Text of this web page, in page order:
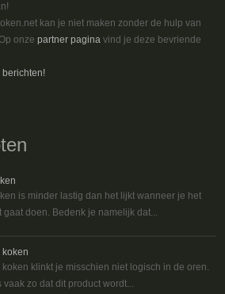
kan je niet maken zonder de hulp van
onzepartner pagina vind je deze bevriende
is minder lastig dan het lijkt wanneer je het
gaat doen. Bedenk je namelijk dat...
klinkt je misschien niet logisch in de oren.
vaak zo dat dit product wordt...